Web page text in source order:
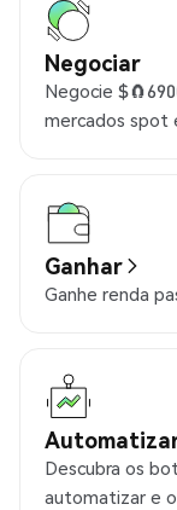
Negociar
Negocie
mercados spot
Ganhar
Ganhe renda
Descubra os
automatizar e